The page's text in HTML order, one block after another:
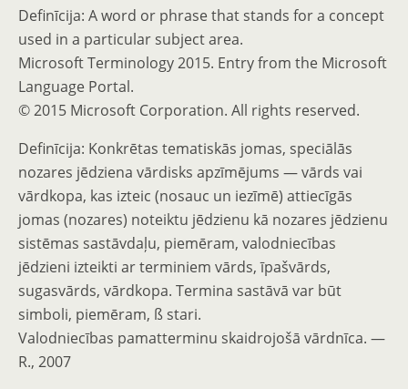
Definīcija: A word or phrase that stands for a concept
used in a particular subject area.
Microsoft Terminology 2015. Entry from the Microsoft
Language Portal.
© 2015 Microsoft Corporation. All rights reserved.
Definīcija: Konkrētas tematiskās jomas, speciālās
nozares jēdziena vārdisks apzīmējums — vārds vai
vārdkopa, kas izteic (nosauc un iezīmē) attiecīgās
jomas (nozares) noteiktu jēdzienu kā nozares jēdzienu
sistēmas sastāvdaļu, piemēram, valodniecības
jēdzieni izteikti ar terminiem vārds, īpašvārds,
sugasvārds, vārdkopa. Termina sastāvā var būt
simboli, piemēram, ß stari.
Valodniecības pamatterminu skaidrojošā vārdnīca. —
R., 2007